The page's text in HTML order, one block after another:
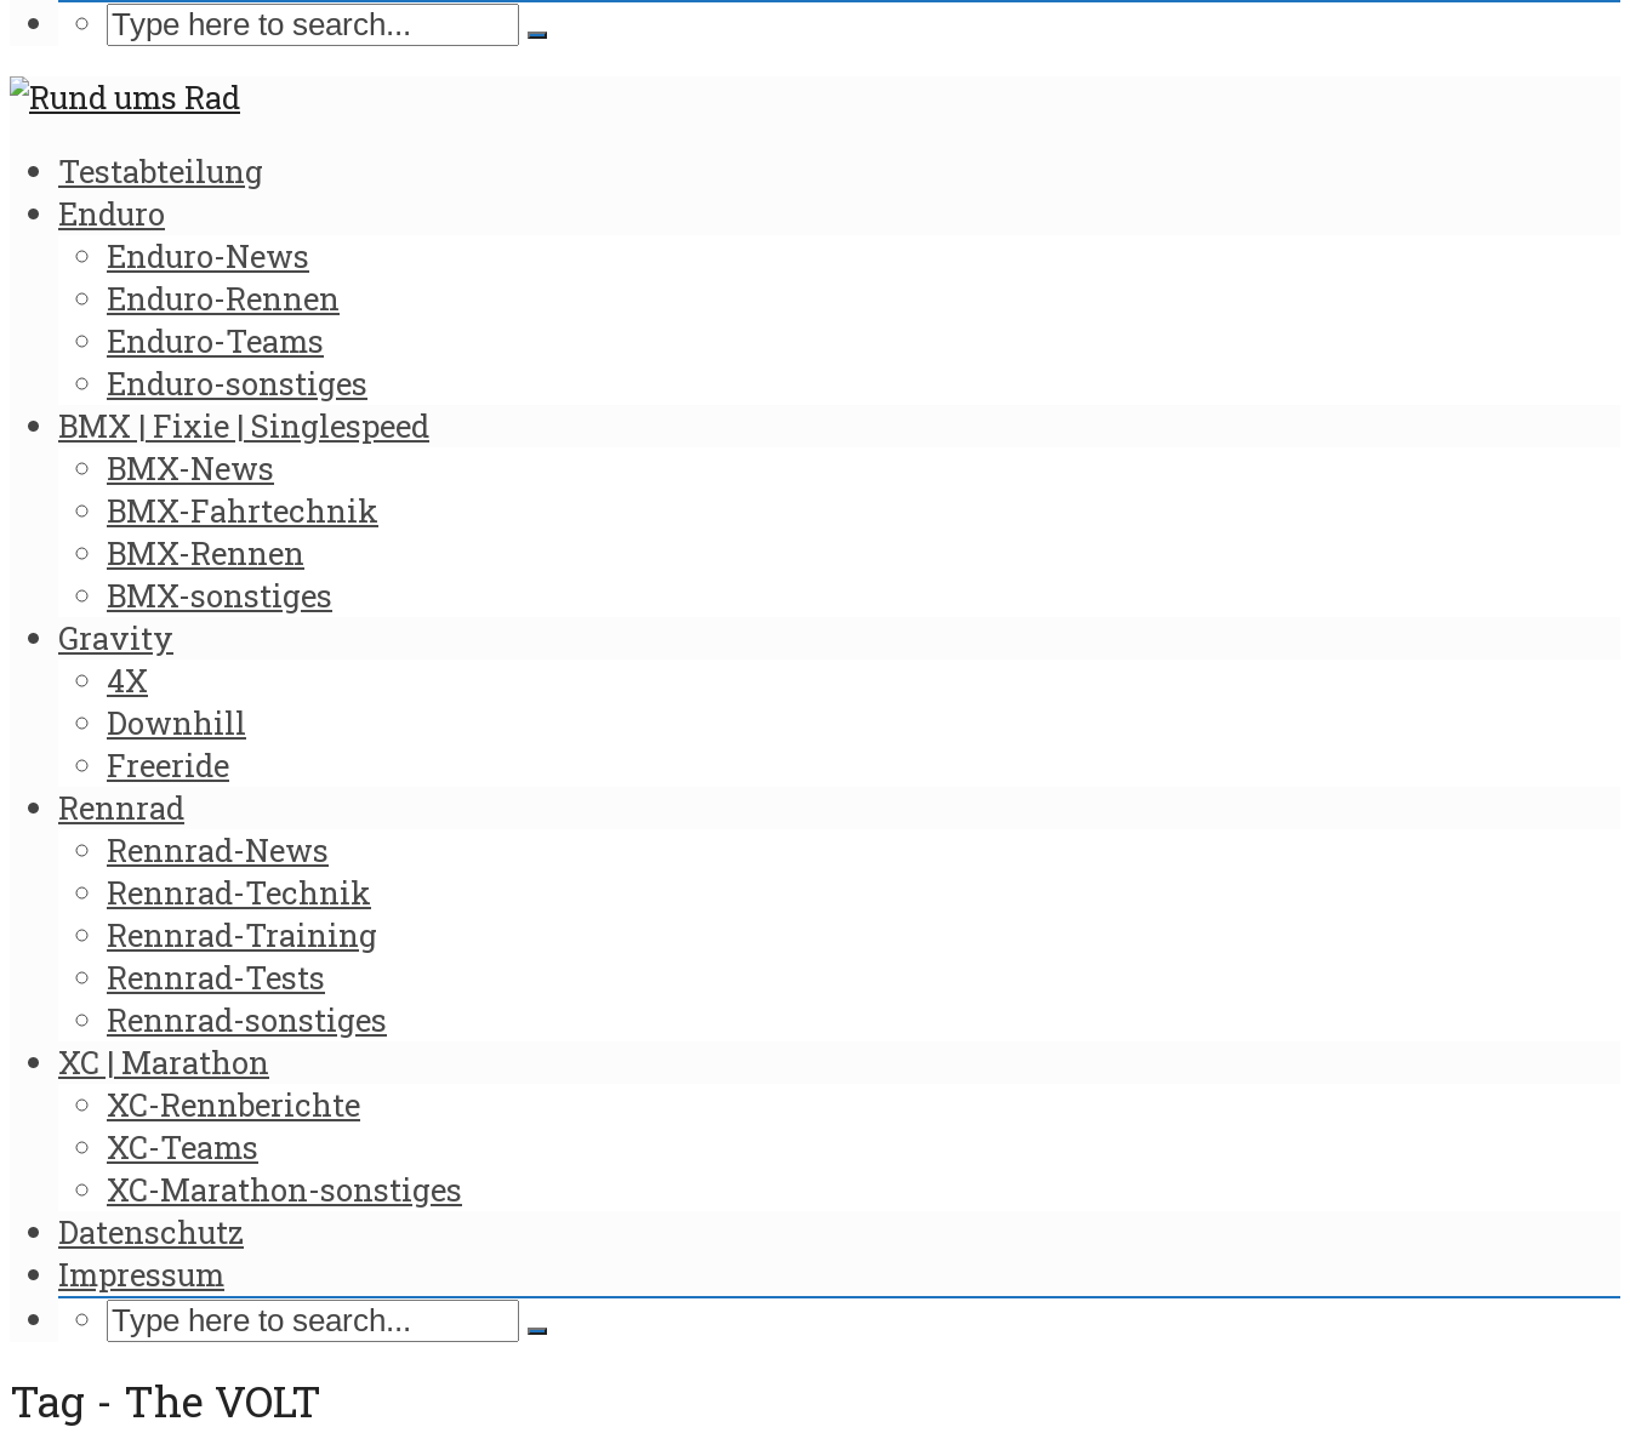
Testabteilung
Enduro
Enduro-News
Enduro-Rennen
Enduro-Teams
Enduro-sonstiges
BMX | Fixie | Singlespeed
BMX-News
BMX-Fahrtechnik
BMX-Rennen
BMX-sonstiges
Gravity
4X
Downhill
Freeride
Rennrad
Rennrad-News
Rennrad-Technik
Rennrad-Training
Rennrad-Tests
Rennrad-sonstiges
XC | Marathon
XC-Rennberichte
XC-Teams
XC-Marathon-sonstiges
Datenschutz
Impressum
Tag - The VOLT